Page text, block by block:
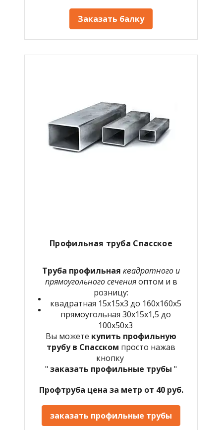
Заказать балку
Профильная труба Спасское
Труба профильная квадратного и
прямоугольного сеченияоптом и в
розницу:
квадратная 15х15х3 до 160х160х5
прямоугольная 30х15х1,5 до
100х50х3
Вы можете купить профильную
трубу в Спасском просто нажав
кнопку
" заказать профильные трубы "
Профтруба цена за метр от 40 руб.
заказать профильные трубы